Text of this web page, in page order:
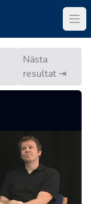
Nästa
resultat ⇥